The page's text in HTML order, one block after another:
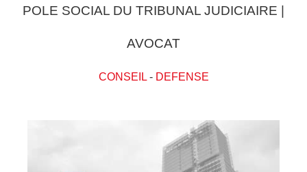
POLE SOCIAL DU TRIBUNAL JUDICIAIRE |
AVOCAT
CONSEIL- DEFENSE